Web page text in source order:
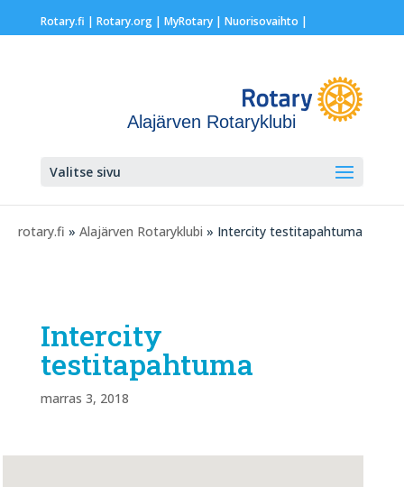
Rotary.fi | Rotary.org| MyRotary | Nuorisovaihto |
Alajärven Rotaryklubi
Valitse sivu
rotary.fi » Alajärven Rotaryklubi » Intercity testitapahtuma
Intercity
testitapahtuma
marras 3, 2018